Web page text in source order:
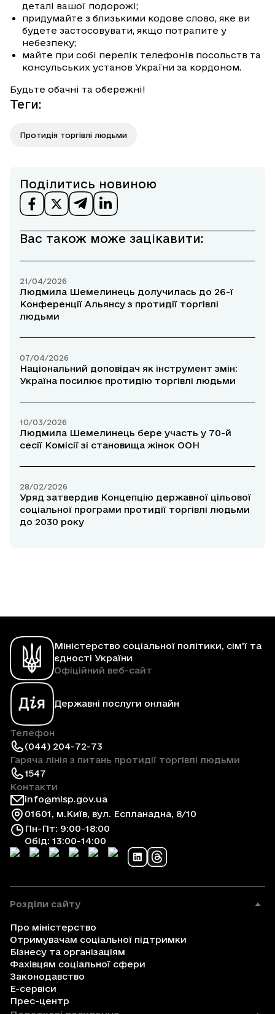
деталі вашої подорожі;
придумайте з близькими кодове слово, яке ви
будете застосовувати, якщо потрапите у
небезпеку;
майте при собі перелік телефонів посольств та
консульських установ України за кордоном.
Будьте обачні та обережні!
Теги:
Протидія торгівлі людьми
Поділитись новиною
Вас також може зацікавити:
21/04/2026
Людмила Шемелинець долучилась до 26-ї
Конференції Альянсу з протидії торгівлі
людьми
07/04/2026
Національний доповідач як інструмент змін:
Україна посилює протидію торгівлі людьми
10/03/2026
Людмила Шемелинець бере участь у 70-й
сесії Комісії зі становища жінок ООН
28/02/2026
Уряд затвердив Концепцію державної цільової
соціальної програми протидії торгівлі людьми
до 2030 року
Міністерство соціальної політики, сім'ї та
єдності України
Офіційний веб-сайт
Державні послуги онлайн
Телефон
(044) 204-72-73
Гаряча лінія з питань протидії торгівлі людьми
1547
Контакти
info@mlsp.gov.ua
01601, м.Київ, вул. Еспланадна, 8/10
Пн-Пт: 9:00-18:00
Обід: 13:00-14:00
Розділи сайту
Про міністерство
Отримувачам соціальної підтримки
Бізнесу та організаціям
Фахівцям соціальної сфери
Законодавство
Е-сервіси
Прес-центр